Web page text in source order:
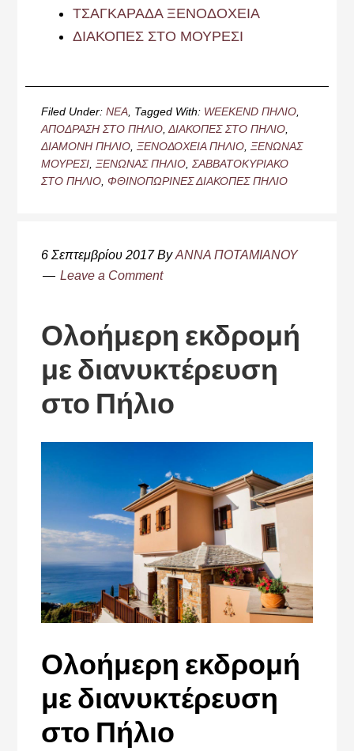
ΤΣΑΓΚΑΡΑΔΑ ΞΕΝΟΔΟΧΕΙΑ
ΔΙΑΚΟΠΕΣ ΣΤΟ ΜΟΥΡΕΣΙ
Filed Under:ΝΕΑ Tagged With: WEEKEND ΠΗΛΙΟ,
ΑΠΟΔΡΑΣΗ ΣΤΟ ΠΗΛΙΟ,ΔΙΑΚΟΠΕΣ ΣΤΟ ΠΗΛΙΟ,
ΔΙΑΜΟΝΗ ΠΗΛΙΟ,ΞΕΝΟΔΟΧΕΙΑ ΠΗΛΙΟ,ΞΕΝΩΝΑΣ
ΜΟΥΡΕΣΙ,ΞΕΝΩΝΑΣ ΠΗΛΙΟ,ΣΑΒΒΑΤΟΚΥΡΙΑΚΟ
ΣΤΟ ΠΗΛΙΟ, ΦΘΙΝΟΠΩΡΙΝΕΣ ΔΙΑΚΟΠΕΣ ΠΗΛΙΟ
6 Σεπτεμβρίου 2017ByΑΝΝΑ ΠΟΤΑΜΙΑΝΟΥ
Leave a Comment
Ολοήμερη εκδρομή
με διανυκτέρευση
στο Πήλιο
Ολοήμερη εκδρομή
με διανυκτέρευση
στο Πήλιο